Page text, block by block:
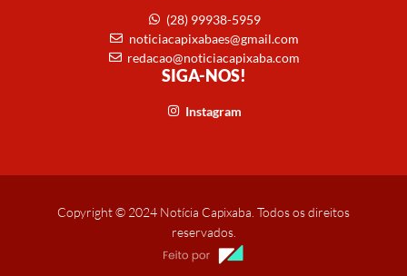
(28) 99938-5959
noticiacapixabaes@gmail.com
redacao@noticiacapixaba.com
SIGA-NOS!
Instagram
Copyright © 2024 Notícia Capixaba. Todos os direitos
reservados.